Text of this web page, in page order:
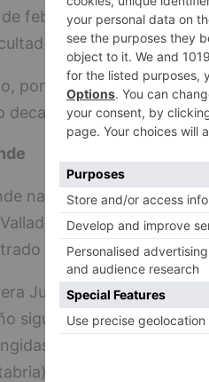
febrero de 2025, a las
de Derecho.
por lo que se ruega
decader@ubu.es.
nació en Burgos en
colegio
del Tribunal Supremo.
Judicial en 1989, con el
siguiente ascendió a la
Fue juez de
y en Burgos y juez